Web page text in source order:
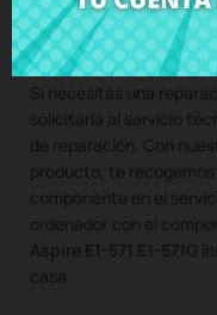
mejor precio en CRParts
disponible también con
Si necesitas una
solicitarla al servicio
de reparación. Con
producto, te
componente en el
ordenador con el
Aspire E1-571 E1-571G
casa.